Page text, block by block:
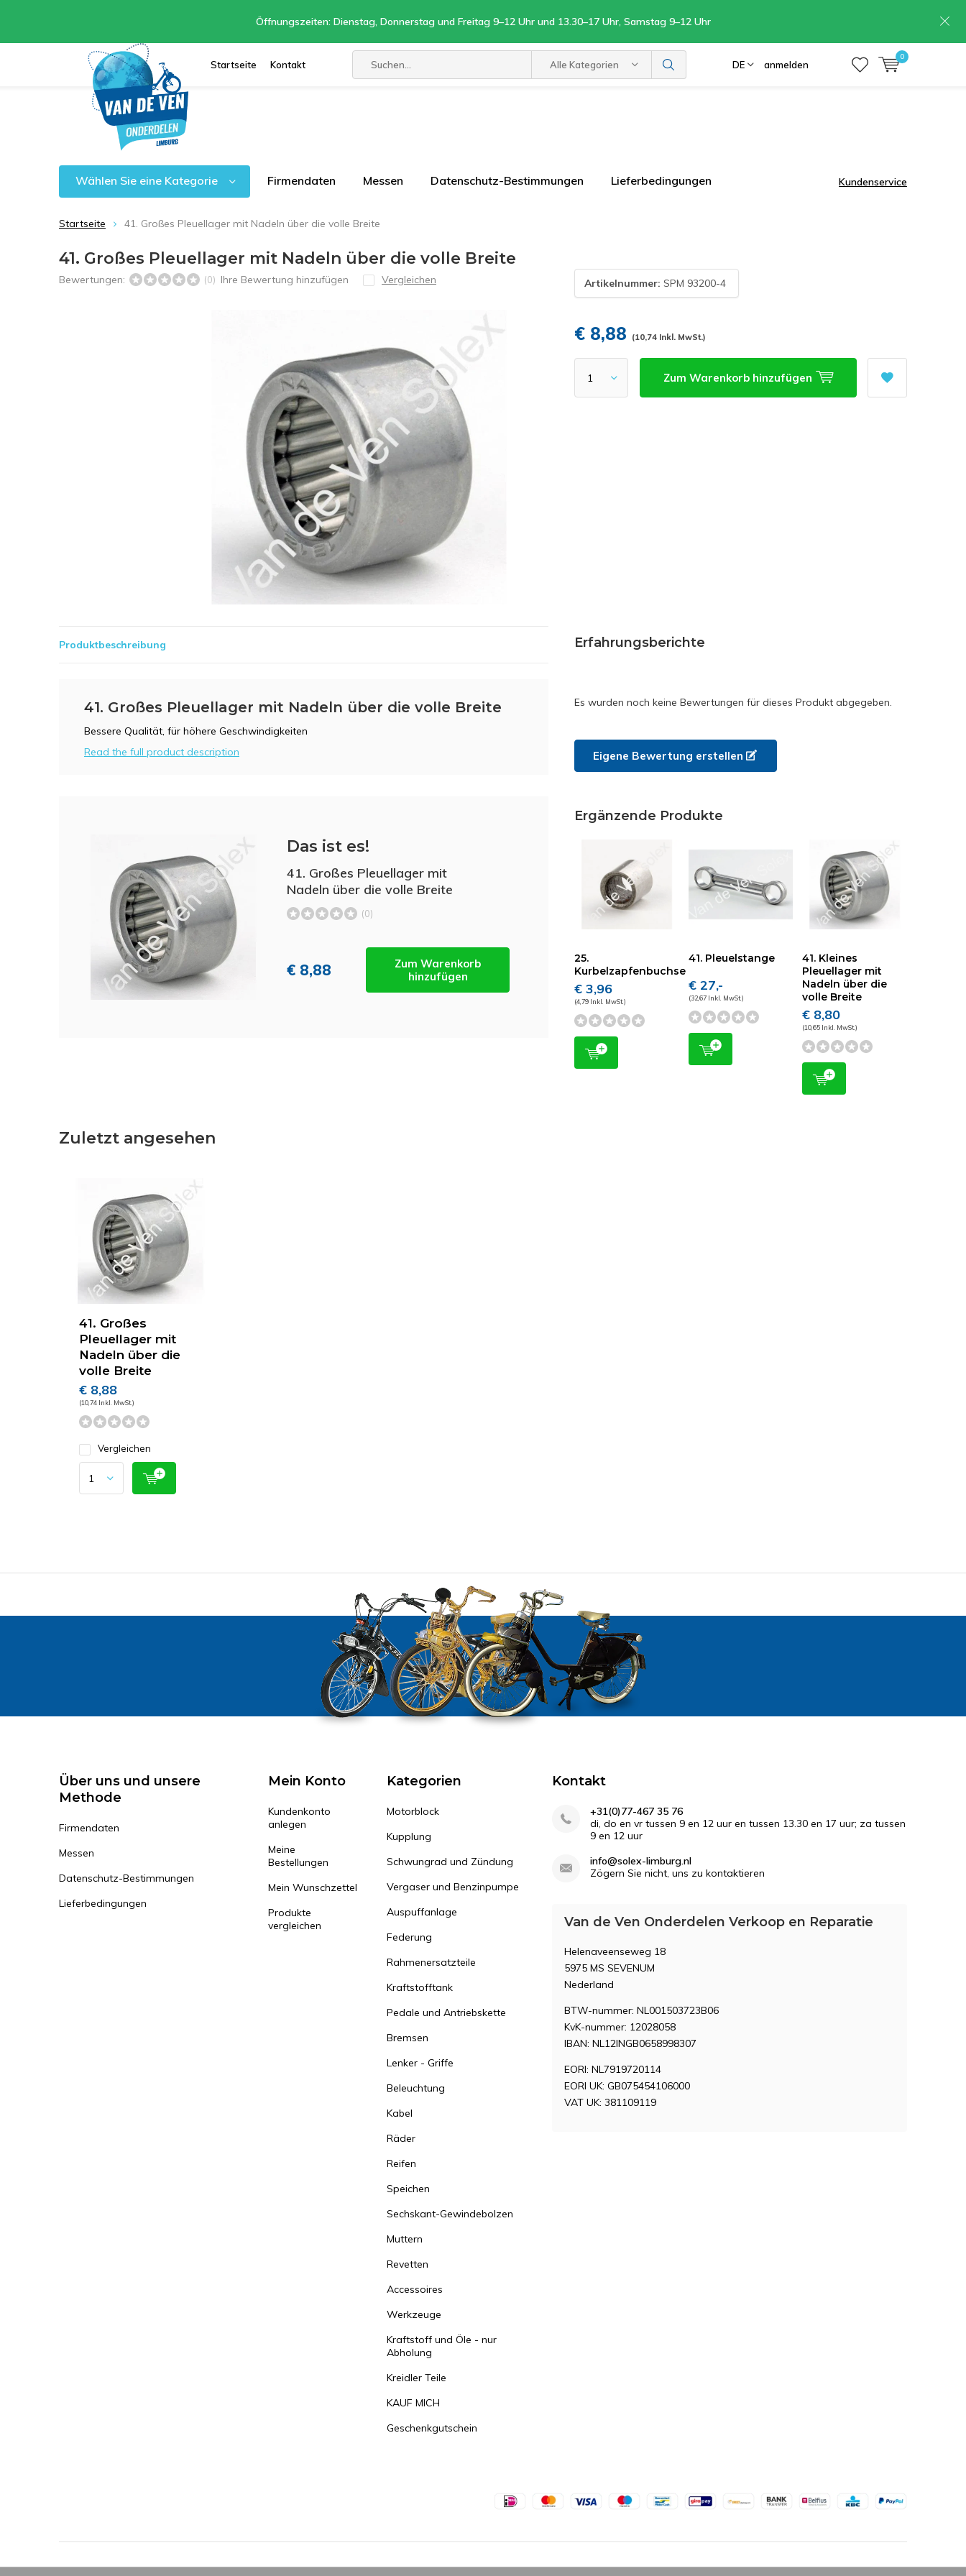
Startseite Kontakt Alle Kategorien DE anmelden
0
Öffnungszeiten: Dienstag, Donnerstag und Freitag 9–12 Uhr und 13.30–17 Uhr, Samstag 9–12 Uhr
Wählen Sie eine Kategorie Firmendaten Messen Datenschutz-Bestimmungen Lieferbedingungen Kundenservice
Startseite 41. Großes Pleuellager mit Nadeln über die volle Breite
41. Großes Pleuellager mit Nadeln über die volle Breite
Bewertungen: (0) Ihre Bewertung hinzufügen Vergleichen Artikelnummer: SPM 93200-4
€ 8,88 (10,74 Inkl. MwSt.)
Zum Warenkorb hinzufügen
Produktbeschreibung
41. Großes Pleuellager mit Nadeln über die volle Breite
Bessere Qualität, für höhere Geschwindigkeiten
Read the full product description
Das ist es!
41. Großes Pleuellager mit
Nadeln über die volle Breite
(0)
€ 8,88
Zum Warenkorb
hinzufügen
Erfahrungsberichte
Es wurden noch keine Bewertungen für dieses Produkt abgegeben.
Eigene Bewertung erstellen
Ergänzende Produkte
25.
Kurbelzapfenbuchse
€ 3,96
(4,79 Inkl. MwSt.)
41. Pleuelstange
€ 27,-
(32,67 Inkl. MwSt.)
41. Kleines
Pleuellager mit
Nadeln über die
volle Breite
€ 8,80
(10,65 Inkl. MwSt.)
Zuletzt angesehen
41. Großes
Pleuellager mit
Nadeln über die
volle Breite
€ 8,88
(10,74 Inkl. MwSt.)
Vergleichen
Über uns und unsere
Methode
Firmendaten
Messen
Datenschutz-Bestimmungen
Lieferbedingungen
Mein Konto
Kundenkonto
anlegen
Meine
Bestellungen
Mein Wunschzettel
Produkte
vergleichen
Kategorien
Motorblock
Kupplung
Schwungrad und Zündung
Vergaser und Benzinpumpe
Auspuffanlage
Federung
Rahmenersatzteile
Kraftstofftank
Pedale und Antriebskette
Bremsen
Lenker - Griffe
Beleuchtung
Kabel
Räder
Reifen
Speichen
Sechskant-Gewindebolzen
Muttern
Revetten
Accessoires
Werkzeuge
Kraftstoff und Öle - nur
Abholung
Kreidler Teile
KAUF MICH
Geschenkgutschein
Kontakt
+31(0)77-467 35 76
di, do en vr tussen 9 en 12 uur en tussen 13.30 en 17 uur; za tussen
9 en 12 uur
info@solex-limburg.nl
Zögern Sie nicht, uns zu kontaktieren
Van de Ven Onderdelen Verkoop en Reparatie
Helenaveenseweg 18
5975 MS SEVENUM
Nederland
BTW-nummer: NL001503723B06
KvK-nummer: 12028058
IBAN: NL12INGB0658998307
EORI: NL7919720114
EORI UK: GB075454106000
VAT UK: 381109119